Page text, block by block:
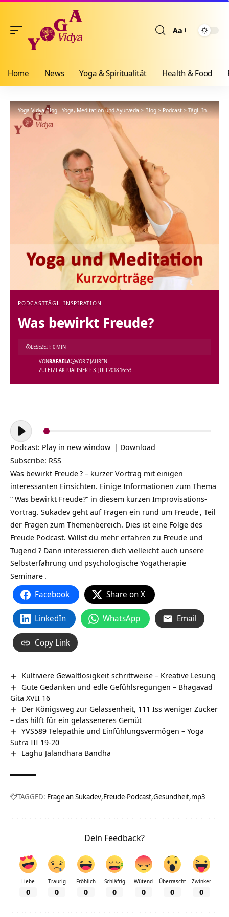
Aa
Home News Yoga & Spiritualität Health & Food
Yoga Vidya Blog - Yoga, Meditation und Ayurveda>Blog>Podcast>Tägl. Inspiration
PODCASTTÄGL. INSPIRATION
Was bewirkt Freude?
ZULETZT AKTUALISIERT: 3. JULI 2018 16:53
VONRAFAELA VOR 7 JAHREN
LESEZEIT: 0 MIN
Audio-
Player
Podcast: Play in new window | Download
Subscribe: RSS
Was bewirkt Freude? – kurzer Vortrag mit einigen
interessanten Einsichten. Einige Informationen zum Thema
“ Was bewirkt Freude?“ in diesem kurzen Improvisations-
Vortrag. Sukadev geht auf Fragen ein rund um Freude , Teil
der Fragen zum Themenbereich. Dies ist eine Folge des
Freude Podcast. Willst du mehr erfahren zu Freude und
Tugend ? Dann interessieren dich vielleicht auch unsere
Selbsterfahrung und psychologische Yogatherapie
Seminare .
Facebook Share on X
LinkedIn WhatsApp Email
Copy Link
Kultiviere Gewaltlosigkeit schrittweise – Kreative Lesung
Gute Gedanken und edle Gefühlsregungen – Bhagavad
Gita XVII 16
Der Königsweg zur Gelassenheit, 111 Iss weniger Zucker
– das hilft für ein gelasseneres Gemüt
YVS589 Telepathie und Einfühlungsvermögen – Yoga
Sutra III 19-20
Laghu Jalandhara Bandha
TAGGED: Frage an Sukadev Freude-Podcast Gesundheit mp3
Dein Feedback?
Liebe
0
Traurig
0
Fröhlich
0
Schläfrig
0
Wütend
0
Überrascht
0
Zwinker
0